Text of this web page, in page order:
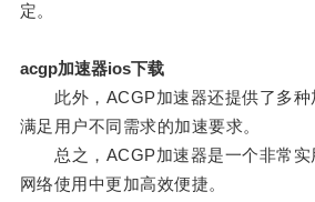
定。
acgp加速器ios下载
此外，ACGP加速器还提供了多种
满足用户不同需求的加速要求。
总之，ACGP加速器是一个非常实
网络使用中更加高效便捷。